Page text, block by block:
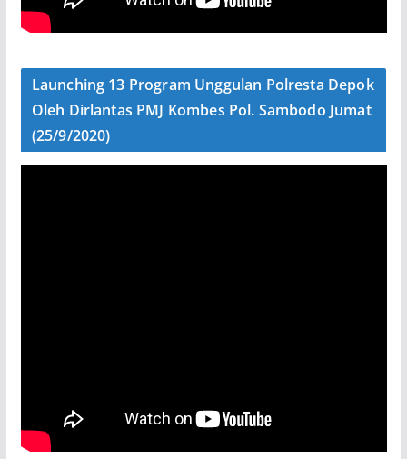
Launching 13 Program Unggulan Polresta Depok
Oleh Dirlantas PMJ Kombes Pol. Sambodo Jumat
(25/9/2020)